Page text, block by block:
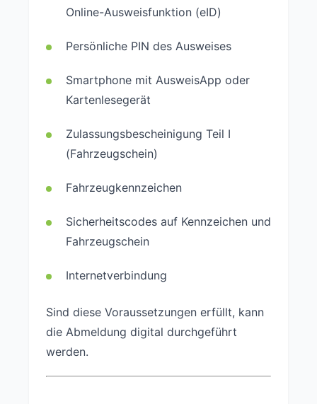
Online-Ausweisfunktion (eID)
Persönliche PIN des Ausweises
Smartphone mit AusweisApp oder
Kartenlesegerät
Zulassungsbescheinigung Teil I
(Fahrzeugschein)
Fahrzeugkennzeichen
Sicherheitscodes auf Kennzeichen und
Fahrzeugschein
Internetverbindung
Sind diese Voraussetzungen erfüllt, kann
die Abmeldung digital durchgeführt
werden.